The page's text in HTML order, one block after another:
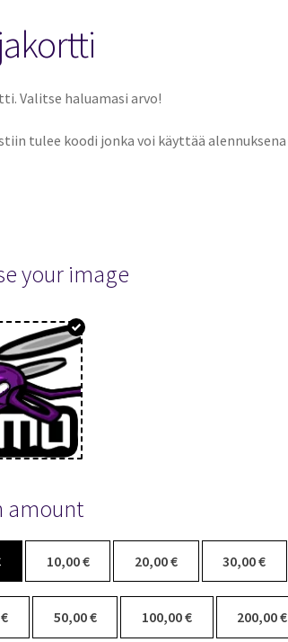
Valitse haluamasi arvo!
tulee koodi jonka voi käyttää alennuksena
your image
amount
10,00€ 20,00€ 30,00€
€ 50,00€ 100,00€ 200,00€